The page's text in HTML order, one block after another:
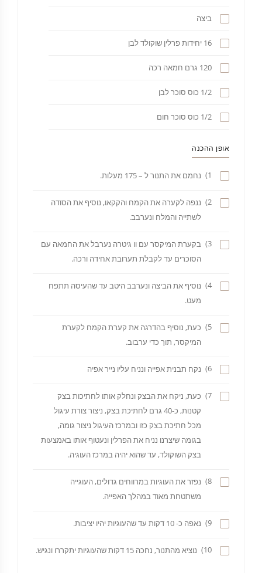
ביצה
16 יחידות פרלין שוקולד לבן
120 גרם חמאה רכה
1/2 כוס סוכר לבן
1/2 כוס סוכר חום
אופן ההכנה
1) נחמם את התנור ל – 175 מעלות.
2)
ננפה לקערה את הקמח והקקאו, נוסיף את הסודה
לשתייה והמלח ונערבב.
3)
בקערת המיקסר עם וו גיטרה נערבל את החמאה עם
הסוכרים עד לקבלת תערובת אחידה ורכה.
4)
נוסיף את הביצה ונערבב היטב עד שהעיסה תתפח
מעט.
5)
כעת, נוסיף בהדרגה את קערת הקמח לקערת
המיקסר, תוך כדי ערבוב.
6) נקח תבנית אפייה ונניח עליו נייר אפיה
7)
כעת, ניקח את הבצק ונחלק אותו לחתיכות בצק
קטנות, כ-40 גרם לחתיכת בצק, ניצור צורת עיגול
מכל חתיכת בצק כזו ובמרכז העיגול ניצור גומה,
בגומה שיצרנו נניח את הפרלין ונעטוף אותו באמצעות
בצק השוקולד, עד שהוא יהיה במרכז העוגיה.
8)
נפזר את העוגיות במרווחים גדולים, העוגייה
משתטחת מאוד במהלך האפייה.
9) נאפה כ- 10 דקות עד שהעוגיות יהיו יציבות.
10) נוציא מהתנור, נחכה 15 דקות שהעוגיות יתקררו ונגיש.